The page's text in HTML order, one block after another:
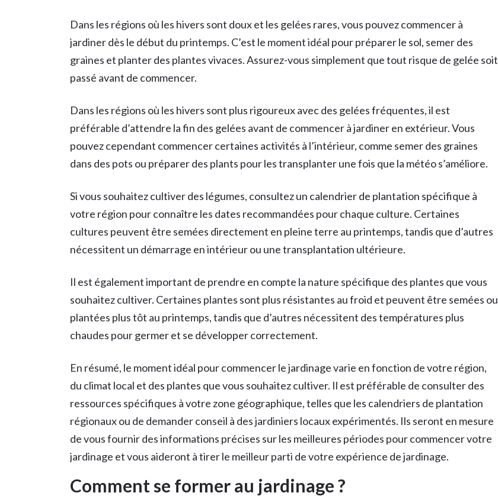
Dans les régions où les hivers sont doux et les gelées rares, vous pouvez commencer à
jardiner dès le début du printemps. C’est le moment idéal pour préparer le sol, semer des
graines et planter des plantes vivaces. Assurez-vous simplement que tout risque de gelée soit
passé avant de commencer.
Dans les régions où les hivers sont plus rigoureux avec des gelées fréquentes, il est
préférable d’attendre la fin des gelées avant de commencer à jardiner en extérieur. Vous
pouvez cependant commencer certaines activités à l’intérieur, comme semer des graines
dans des pots ou préparer des plants pour les transplanter une fois que la météo s’améliore.
Si vous souhaitez cultiver des légumes, consultez un calendrier de plantation spécifique à
votre région pour connaître les dates recommandées pour chaque culture. Certaines
cultures peuvent être semées directement en pleine terre au printemps, tandis que d’autres
nécessitent un démarrage en intérieur ou une transplantation ultérieure.
Il est également important de prendre en compte la nature spécifique des plantes que vous
souhaitez cultiver. Certaines plantes sont plus résistantes au froid et peuvent être semées ou
plantées plus tôt au printemps, tandis que d’autres nécessitent des températures plus
chaudes pour germer et se développer correctement.
En résumé, le moment idéal pour commencer le jardinage varie en fonction de votre région,
du climat local et des plantes que vous souhaitez cultiver. Il est préférable de consulter des
ressources spécifiques à votre zone géographique, telles que les calendriers de plantation
régionaux ou de demander conseil à des jardiniers locaux expérimentés. Ils seront en mesure
de vous fournir des informations précises sur les meilleures périodes pour commencer votre
jardinage et vous aideront à tirer le meilleur parti de votre expérience de jardinage.
Comment se former au jardinage ?